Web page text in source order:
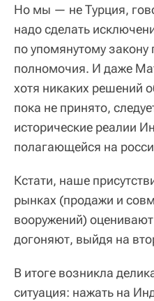
Но мы — не Турция,
надо сделать
по упомянутому закону
полномочия. И даже
хотя никаких решений
пока не принято,
исторические реалии
полагающейся на
Кстати, наше
рынках (продажи и
вооружений)
догоняют, выйдя на
В итоге возникла
ситуация: нажать на